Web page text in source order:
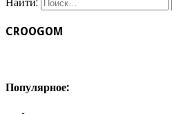
CROOGOM
Популярное: